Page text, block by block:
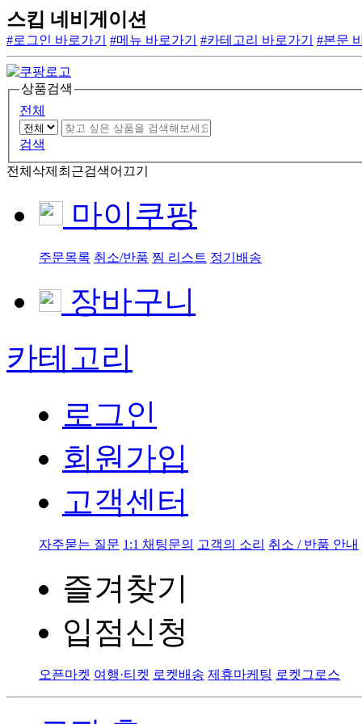
스킵 네비게이션
#로그인 바로가기 #메뉴 바로가기 #카테고리 바로가기 #본문
상품검색
전체
검색
전체삭제 최근검색어끄기
마이쿠팡
주문목록 취소/반품 찜 리스트 정기배송
장바구니
카테고리
로그인
회원가입
고객센터
자주묻는 질문 1:1 채팅문의 고객의 소리 취소 / 반품 안내
즐겨찾기
입점신청
오픈마켓 여행·티켓 로켓배송 제휴마케팅 로켓그로스